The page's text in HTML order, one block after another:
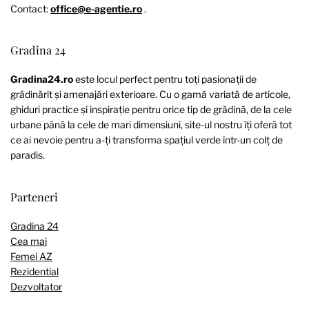
Contact:office@e-agentie.ro.
Gradina 24
Gradina24.roeste locul perfect pentru toți pasionații de
grădinărit și amenajări exterioare. Cu o gamă variată de articole,
ghiduri practice și inspirație pentru orice tip de grădină, de la cele
urbane până la cele de mari dimensiuni, site-ul nostru îți oferă tot
ce ai nevoie pentru a-ți transforma spațiul verde într-un colț de
paradis.
Parteneri
Gradina 24
Cea mai
Femei AZ
Rezidential
Dezvoltator